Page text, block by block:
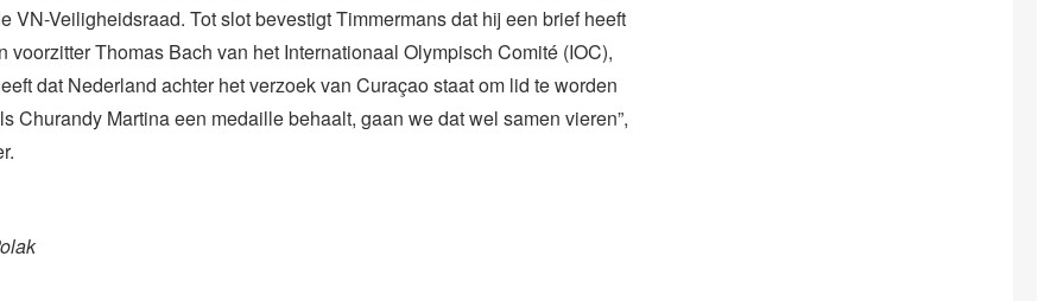
VN-Veiligheidsraad. Tot slot bevestigt Timmermans dat hij een brief heeft
voorzitter Thomas Bach van het Internationaal Olympisch Comité (IOC),
dat Nederland achter het verzoek van Curaçao staat om lid te worden
Churandy Martina een medaille behaalt, gaan we dat wel samen vieren”,